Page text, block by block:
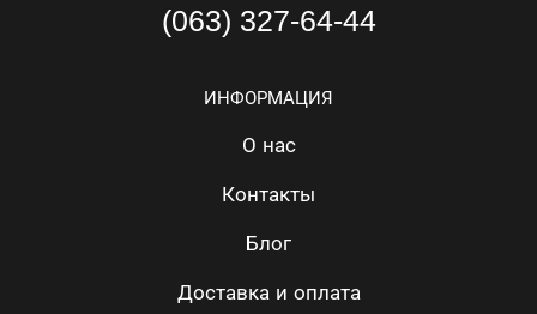
(063) 327-64-44
ИНФОРМАЦИЯ
О нас
Контакты
Блог
Доставка и оплата